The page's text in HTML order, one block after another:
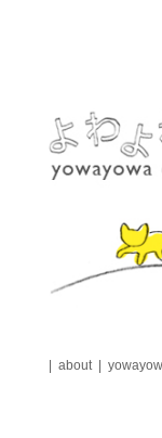
about